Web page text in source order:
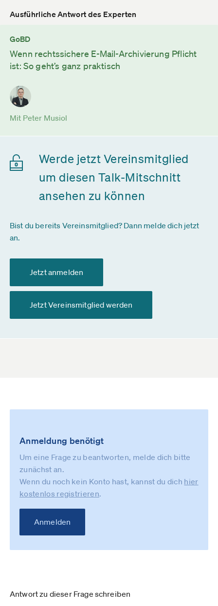
Ausführliche Antwort des Experten
GoBD
Wenn rechtssichere E-Mail-Archivierung Pflicht
ist: So geht’s ganz praktisch
Mit Peter Musiol
Werde jetzt Vereinsmitglied
um diesen Talk-Mitschnitt
ansehen zu können
Bist du bereits Vereinsmitglied? Dann melde dich jetzt
an.
Jetzt anmelden
Jetzt Vereinsmitglied werden
Anmeldung benötigt
Um eine Frage zu beantworten, melde dich bitte
zunächst an.
Wenn du noch kein Konto hast, kannst du dich hier
kostenlos registrieren.
Anmelden
Antwort zu dieser Frage schreiben